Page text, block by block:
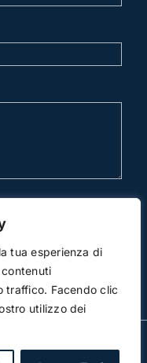
tua esperienza di
traffico. Facendo clic
utilizzo dei
Legale Scicchitano |